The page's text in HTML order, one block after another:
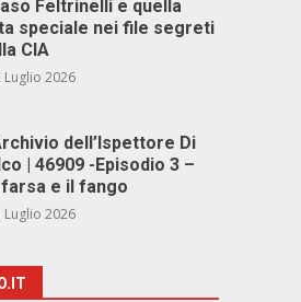
Feltrinelli e quella
speciale nei file segreti
CIA
Luglio 2026
dell’Ispettore Di
| 46909 -Episodio 3 –
farsa e il fango
Luglio 2026